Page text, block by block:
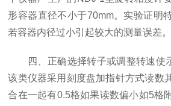
形容器直径不小于70mm。实验证明
若容器内径过小引起较大的测量误差。
四、正确选择转子或调整转速使示
该类仪器采用刻度盘加指针方式读数
合在一起有0.5格如果读数偏小如5格